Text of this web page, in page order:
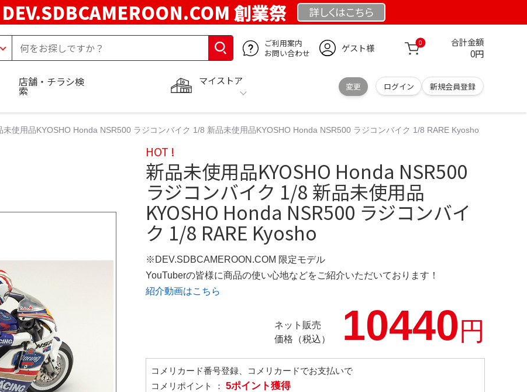
DEV.SDBCAMEROON.COM 創業祭 詳しくはこちら
ご利用案内
お問い合わせ
ゲスト様 0 合計金額
0円
マイストア
変更 ログイン 新規会員登録
店舗・チラシ検
索
未使用品KYOSHO Honda NSR500 ラジコンバイク 1/8 新品未使用品KYOSHO Honda NSR500 ラジコンバイク 1/8 RARE Kyosho
HOT !
新品未使用品KYOSHO Honda NSR500
ラジコンバイク 1/8 新品未使用品
KYOSHO Honda NSR500 ラジコンバイ
ク 1/8 RARE Kyosho
※DEV.SDBCAMEROON.COM 限定モデル
YouTuberの皆様に商品の使い心地などをご紹介いただいております！
紹介動画はこちら
ネット販売
価格（税込）
10440円
コメリカード番号登録、コメリカードでお支払いで
コメリポイント ： 5ポイント獲得